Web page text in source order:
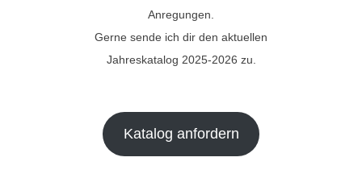
Anregungen.
Gerne sende ich dir den aktuellen
Jahreskatalog 2025-2026 zu.
Katalog anfordern